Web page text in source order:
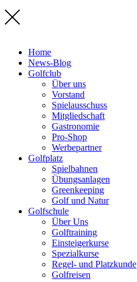
Home
News-Blog
Golfclub
Über uns
Vorstand
Spielausschuss
Mitgliedschaft
Gastronomie
Pro-Shop
Werbepartner
Golfplatz
Spielbahnen
Übungsanlagen
Greenkeeping
Golf und Natur
Golfschule
Über Uns
Golftraining
Einsteigerkurse
Spezialkurse
Regel- und Platzkunde
Golfreisen